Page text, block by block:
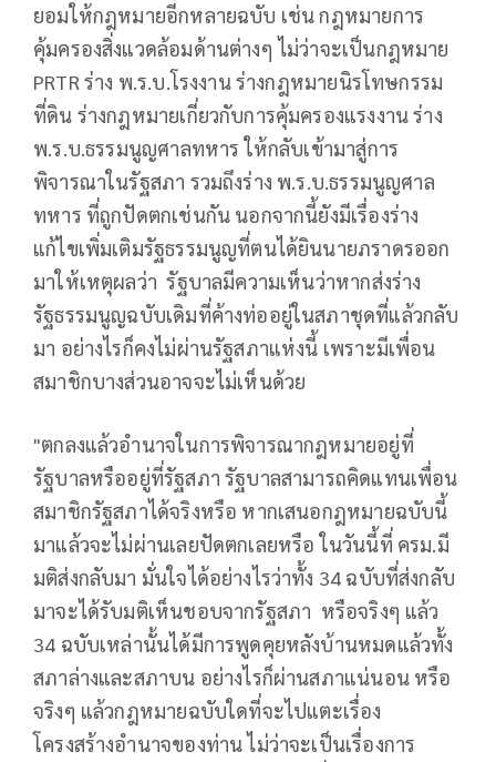
ยอมให้กฎหมายอีกหลายฉบับ เช่น กฎหมายการ
คุ้มครองสิ่งแวดล้อมด้านต่างๆ ไม่ว่าจะเป็นกฎหมาย
PRTR ร่าง พ.ร.บ.โรงงาน ร่างกฎหมายนิรโทษกรรม
ที่ดิน ร่างกฎหมายเกี่ยวกับการคุ้มครองแรงงาน ร่าง
พ.ร.บ.ธรรมนูญศาลทหาร ให้กลับเข้ามาสู่การ
พิจารณาในรัฐสภา รวมถึงร่าง พ.ร.บ.ธรรมนูญศาล
ทหาร ที่ถูกปัดตกเช่นกัน นอกจากนี้ยังมีเรื่องร่าง
แก้ไขเพิ่มเติมรัฐธรรมนูญที่ตนได้ยินนายภราดรออก
มาให้เหตุผลว่า รัฐบาลมีความเห็นว่าหากส่งร่าง
รัฐธรรมนูญฉบับเดิมที่ค้างท่ออยู่ในสภาชุดที่แล้วกลับ
มา อย่างไรก็คงไม่ผ่านรัฐสภาแห่งนี้ เพราะมีเพื่อน
สมาชิกบางส่วนอาจจะไม่เห็นด้วย
"ตกลงแล้วอำนาจในการพิจารณากฎหมายอยู่ที่
รัฐบาลหรืออยู่ที่รัฐสภา รัฐบาลสามารถคิดแทนเพื่อน
สมาชิกรัฐสภาได้จริงหรือ หากเสนอกฎหมายฉบับนี้
มาแล้วจะไม่ผ่านเลยปัดตกเลยหรือ ในวันนี้ที่ ครม.มี
มติส่งกลับมา มั่นใจได้อย่างไรว่าทั้ง 34 ฉบับที่ส่งกลับ
มาจะได้รับมติเห็นชอบจากรัฐสภา หรือจริงๆ แล้ว
34 ฉบับเหล่านั้นได้มีการพูดคุยหลังบ้านหมดแล้วทั้ง
สภาล่างและสภาบน อย่างไรก็ผ่านสภาแน่นอน หรือ
จริงๆ แล้วกฎหมายฉบับใดที่จะไปแตะเรื่อง
โครงสร้างอำนาจของท่าน ไม่ว่าจะเป็นเรื่องการ